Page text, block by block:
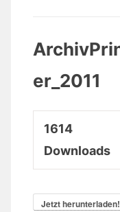
er_2011
1614
Downloads
Jetzt herunterladen!